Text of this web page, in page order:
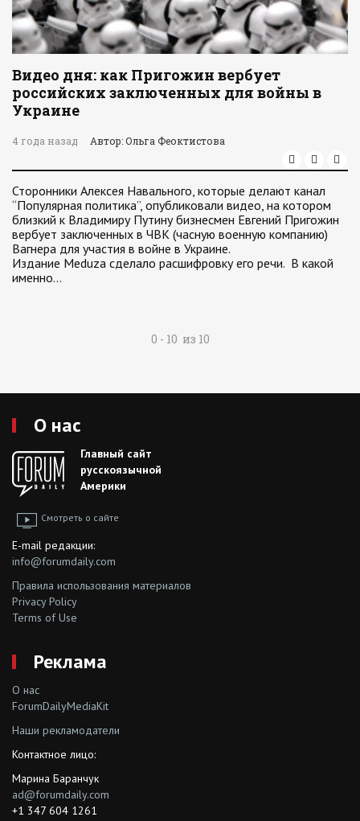
Видео дня: как Пригожин вербует
российских заключенных для войны в
Украине
4 года назад Автор: Ольга Феоктистова
Сторонники Алексея Навального, которые делают канал
“Популярная политика”, опубликовали видео, на котором
близкий к Владимиру Путину бизнесмен Евгений Пригожин
вербует заключенных в ЧВК (часную военную компанию)
Вагнера для участия в войне в Украине.
Издание Meduza сделало расшифровку его речи. В какой
именно…
0 - 10 из 10
О нас
Главный сайт
русскоязычной
Америки
Смотреть о сайте
E-mail редакции:
info@forumdaily.com
Правила использования материалов
Privacy Policy
Terms of Use
Реклама
О нас
ForumDailyMediaKit
Наши рекламодатели
Контактное лицо:
Марина Баранчук
ad@forumdaily.com
+1 347 604 1261